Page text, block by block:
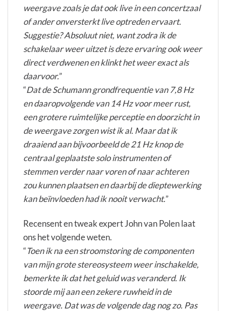
weergave zoals je dat ook live in een concertzaal
of ander onversterkt live optreden ervaart.
Suggestie? Absoluut niet, want zodra ik de
schakelaar weer uitzet is deze ervaring ook weer
direct verdwenen en klinkt het weer exact als
daarvoor.”
“Dat de Schumann grondfrequentie van 7,8 Hz
en daaropvolgende van 14 Hz voor meer rust,
een grotere ruimtelijke perceptie en doorzicht in
de weergave zorgen wist ik al. Maar dat ik
draaiend aan bijvoorbeeld de 21 Hz knop de
centraal geplaatste solo instrumenten of
stemmen verder naar voren of naar achteren
zou kunnen plaatsen en daarbij de dieptewerking
kan beïnvloeden had ik nooit verwacht.”
Recensent en tweak expert John van Polen laat
ons het volgende weten.
“Toen ik na een stroomstoring de componenten
van mijn grote stereosysteem weer inschakelde,
bemerkte ik dat het geluid was veranderd. Ik
stoorde mij aan een zekere ruwheid in de
weergave. Dat was de volgende dag nog zo. Pas